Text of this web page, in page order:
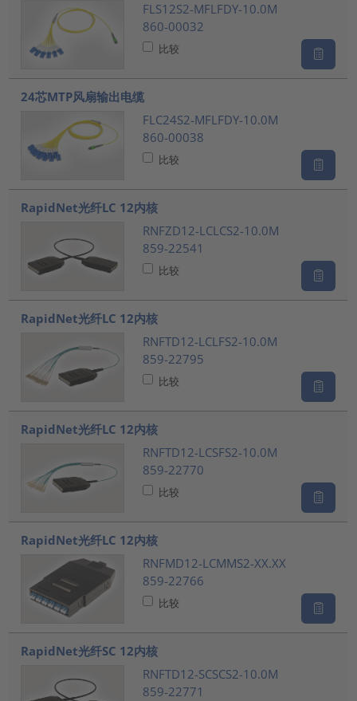
FLS12S2-MFLFDY-10.0M
860-00032
比较
24芯MTP风扇输出电缆
FLC24S2-MFLFDY-10.0M
860-00038
比较
RapidNet光纤LC 12内核
RNFZD12-LCLCS2-10.0M
859-22541
比较
RapidNet光纤LC 12内核
RNFTD12-LCLFS2-10.0M
859-22795
比较
RapidNet光纤LC 12内核
RNFTD12-LCSFS2-10.0M
859-22770
比较
RapidNet光纤LC 12内核
RNFMD12-LCMMS2-XX.XX
859-22766
比较
RapidNet光纤SC 12内核
RNFTD12-SCSCS2-10.0M
859-22771